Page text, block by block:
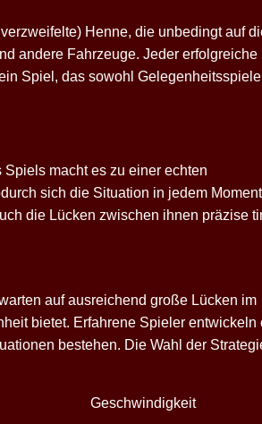
Henne, die unbedingt auf
andere Fahrzeuge. Jeder erfolgreiche
Spiel, das sowohl
macht es zu einer echten
sich die Situation in jedem Moment
die Lücken zwischen ihnen präzise
auf ausreichend große Lücken im
bietet. Erfahrene Spieler entwickeln
bestehen. Die Wahl der
Geschwindigkeit